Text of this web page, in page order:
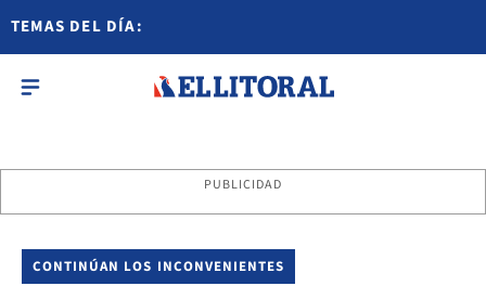
TEMAS DEL DÍA:
PUBLICIDAD
CONTINÚAN LOS INCONVENIENTES